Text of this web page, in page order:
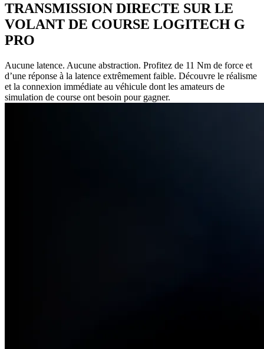
TRANSMISSION DIRECTE SUR LE
VOLANT DE COURSE LOGITECH G
PRO
Aucune latence. Aucune abstraction. Profitez de 11 Nm de force et
d’une réponse à la latence extrêmement faible. Découvre le réalisme
et la connexion immédiate au véhicule dont les amateurs de
simulation de course ont besoin pour gagner.